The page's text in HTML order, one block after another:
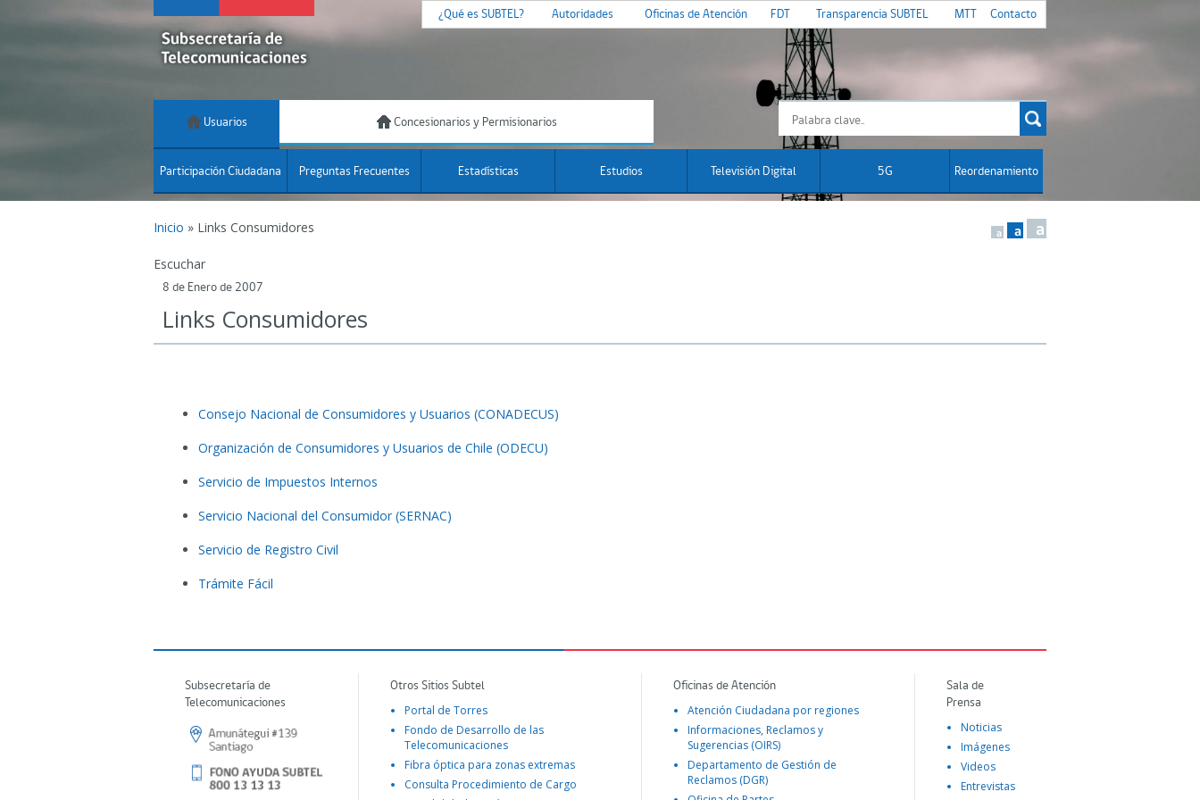
¿Qué es SUBTEL? Autoridades Oficinas de Atención FDT Transparencia SUBTEL MTT Contacto
Usuarios Concesionarios y Permisionarios
Participación Ciudadana Preguntas Frecuentes Estadísticas Estudios Televisión Digital 5G Reordenamiento
Inicio » Links Consumidores a a a
Escuchar
8 de Enero de 2007
Links Consumidores
Consejo Nacional de Consumidores y Usuarios (CONADECUS)
Organización de Consumidores y Usuarios de Chile (ODECU)
Servicio de Impuestos Internos
Servicio Nacional del Consumidor (SERNAC)
Servicio de Registro Civil
Trámite Fácil
Subsecretaría de
Telecomunicaciones
Otros Sitios Subtel
Portal de Torres
Fondo de Desarrollo de las
Telecomunicaciones
Fibra óptica para zonas extremas
Consulta Procedimiento de Cargo
Oficinas de Atención
Atención Ciudadana por regiones
Informaciones, Reclamos y
Sugerencias (OIRS)
Departamento de Gestión de
Reclamos (DGR)
Sala de
Prensa
Noticias
Imágenes
Videos
Entrevistas